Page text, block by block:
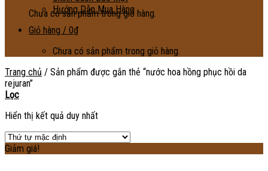
Chưa có sản phẩm trong giỏ hàng.
Hướng Dẫn Mua Hàng
Giỏ hàng / 0₫
Chưa có sản phẩm trong giỏ hàng.
Trang chủ / Sản phẩm được gắn thẻ “nước hoa hồng phục hồi da
rejuran”
Lọc
Hiển thị kết quả duy nhất
Giảm giá!